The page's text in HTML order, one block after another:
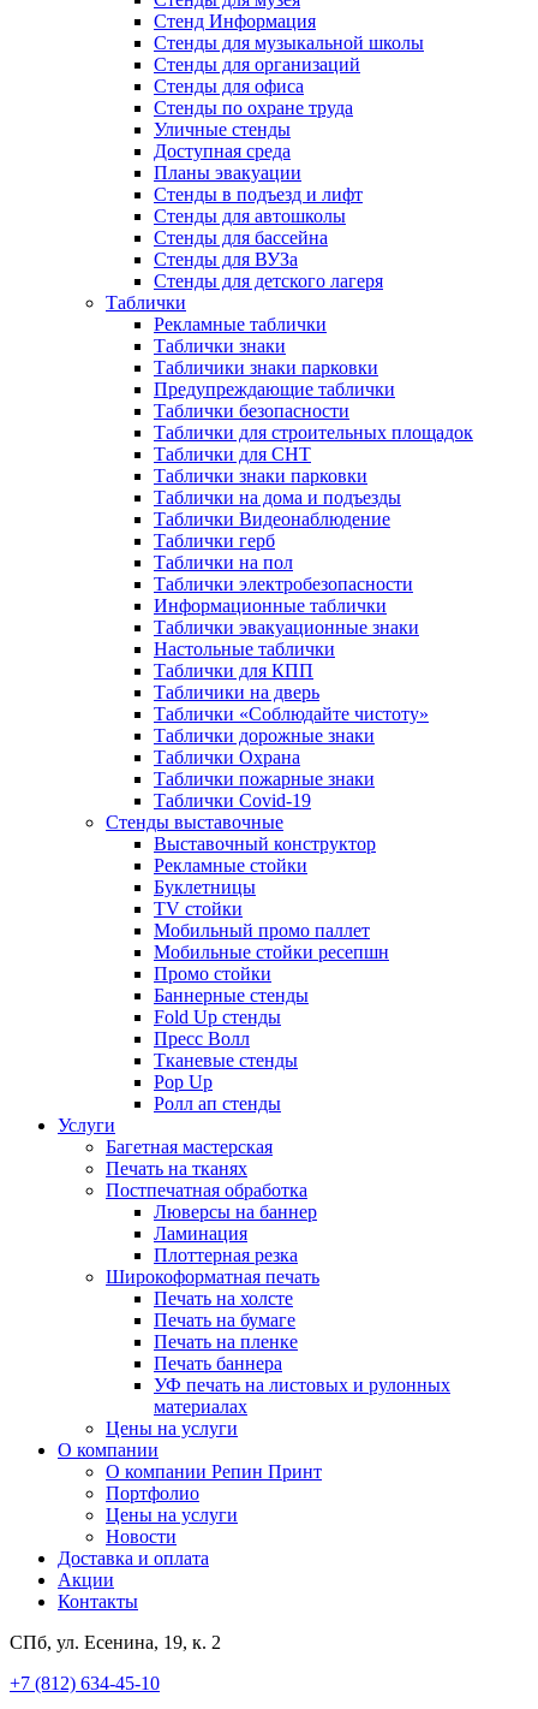
Стенд Информация
Стенды для музыкальной школы
Стенды для организаций
Стенды для офиса
Стенды по охране труда
Уличные стенды
Доступная среда
Планы эвакуации
Стенды в подъезд и лифт
Стенды для автошколы
Стенды для бассейна
Стенды для ВУЗа
Стенды для детского лагеря
Таблички
Рекламные таблички
Таблички знаки
Табличики знаки парковки
Предупреждающие таблички
Таблички безопасности
Таблички для строительных площадок
Таблички для СНТ
Таблички знаки парковки
Таблички на дома и подъезды
Таблички Видеонаблюдение
Таблички герб
Таблички на пол
Таблички электробезопасности
Информационные таблички
Таблички эвакуационные знаки
Настольные таблички
Таблички для КПП
Табличики на дверь
Таблички «Соблюдайте чистоту»
Таблички дорожные знаки
Таблички Охрана
Таблички пожарные знаки
Таблички Covid-19
Стенды выставочные
Выставочный конструктор
Рекламные стойки
Буклетницы
TV стойки
Мобильный промо паллет
Мобильные стойки ресепшн
Промо стойки
Баннерные стенды
Fold Up стенды
Пресс Волл
Тканевые стенды
Pop Up
Ролл ап стенды
Услуги
Багетная мастерская
Печать на тканях
Постпечатная обработка
Люверсы на баннер
Ламинация
Плоттерная резка
Широкоформатная печать
Печать на холсте
Печать на бумаге
Печать на пленке
Печать баннера
УФ печать на листовых и рулонных
материалах
Цены на услуги
О компании
О компании Репин Принт
Портфолио
Цены на услуги
Новости
Доставка и оплата
Акции
Контакты
СПб, ул. Есенина, 19, к. 2
+7 (812) 634-45-10